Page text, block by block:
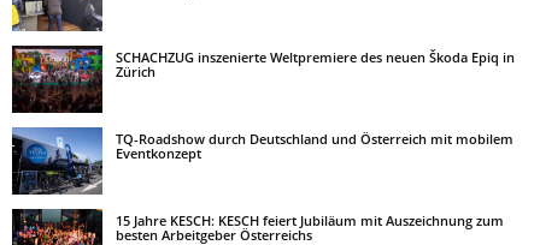
SCHACHZUG inszenierte Weltpremiere des neuen Škoda Epiq in
Zürich
TQ-Roadshow durch Deutschland und Österreich mit mobilem
Eventkonzept
15 Jahre KESCH: KESCH feiert Jubiläum mit Auszeichnung zum
besten Arbeitgeber Österreichs